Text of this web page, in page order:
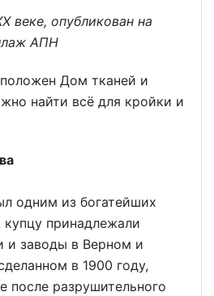
веке, опубликован на
АПН
Дом тканей и
найти всё для кройки и
одним из богатейших
принадлежали
и заводы в Верном и
в 1900 году,
после разрушительного